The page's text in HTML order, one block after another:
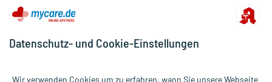
Datenschutz- und Cookie-Einstellungen
Wir verwenden Cookies um zu erfahren, wann Sie unsere Webseite